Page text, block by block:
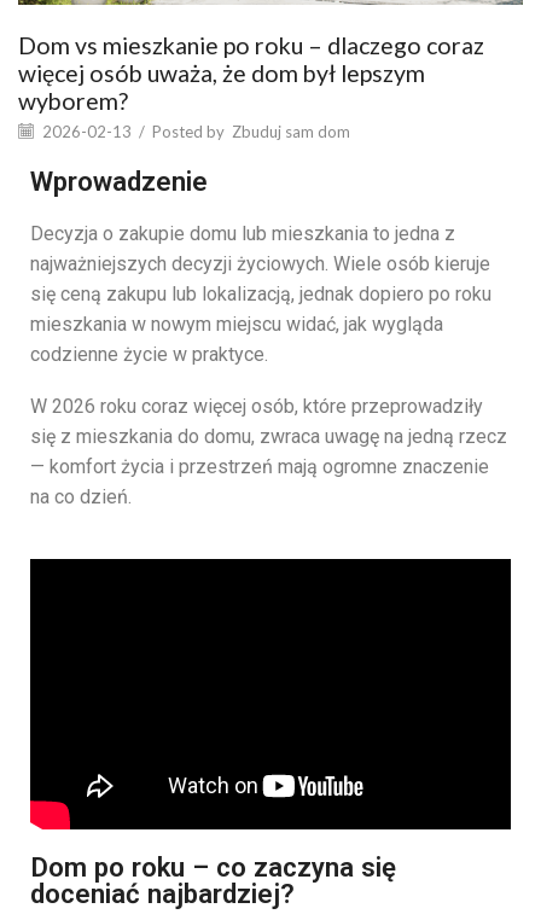
Dom vs mieszkanie po roku – dlaczego coraz
więcej osób uważa, że dom był lepszym
wyborem?
2026-02-13 / Posted by Zbuduj sam dom
Wprowadzenie
Decyzja o zakupie domu lub mieszkania to jedna z
najważniejszych decyzji życiowych. Wiele osób kieruje
się ceną zakupu lub lokalizacją, jednak dopiero po roku
mieszkania w nowym miejscu widać, jak wygląda
codzienne życie w praktyce.
W 2026 roku coraz więcej osób, które przeprowadziły
się z mieszkania do domu, zwraca uwagę na jedną rzecz
— komfort życia i przestrzeń mają ogromne znaczenie
na co dzień.
Dom po roku – co zaczyna się
doceniać najbardziej?